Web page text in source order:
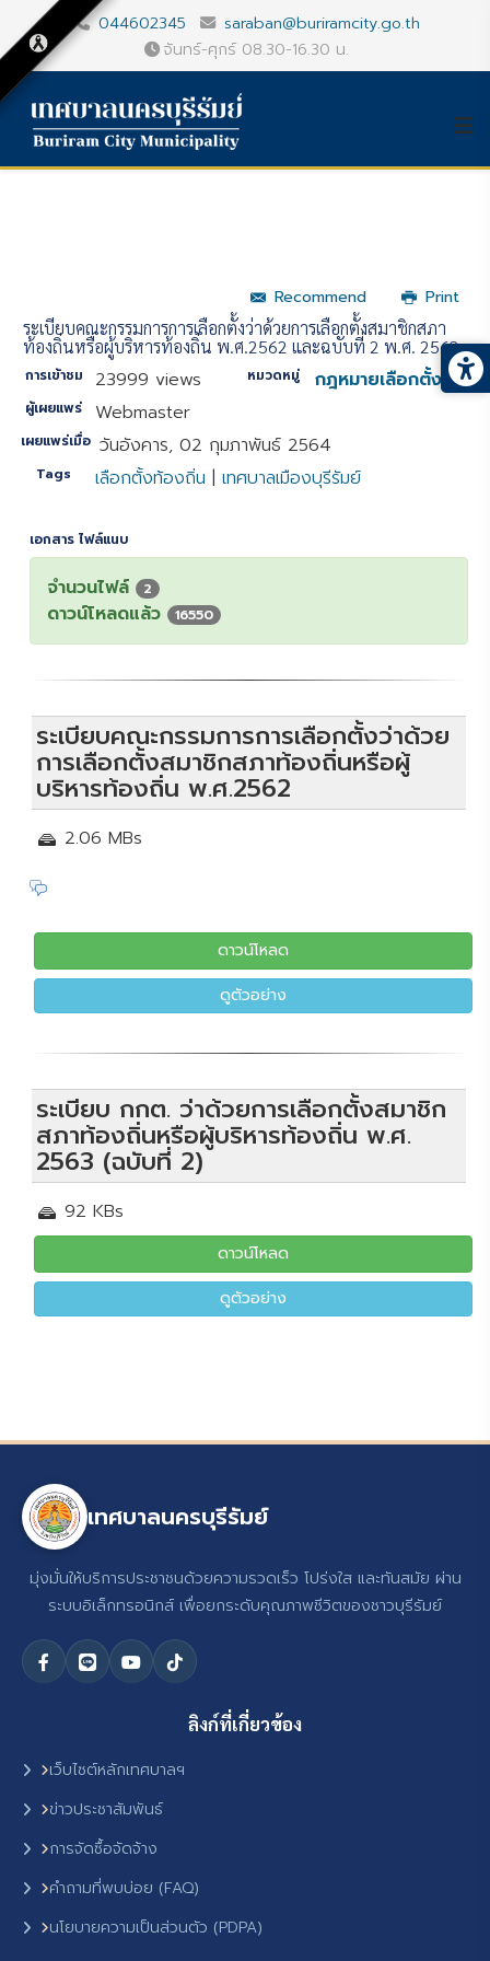
044602345
saraban@buriramcity.go.th
จันทร์-ศุกร์ 08.30-16.30 น.
Recommend
Print
ระเบียบคณะกรรมการการเลือกตั้งว่าด้วยการเลือกตั้งสมาชิกสภา
ท้องถิ่นหรือผู้บริหารท้องถิ่น พ.ศ.2562 และฉบับที่ 2 พ.ศ. 2563
การเข้าชม 23999 views หมวดหมู่ กฎหมายเลือกตั้ง
ผู้เผยแพร่ Webmaster
เผยแพร่เมื่อ วันอังคาร, 02 กุมภาพันธ์ 2564
Tags เลือกตั้งท้องถิ่น |เทศบาลเมืองบุรีรัมย์
เอกสาร ไฟล์แนบ
จำนวนไฟล์ 2
ดาวน์โหลดแล้ว 16550
ระเบียบคณะกรรมการการเลือกตั้งว่าด้วย
การเลือกตั้งสมาชิกสภาท้องถิ่นหรือผู้
บริหารท้องถิ่น พ.ศ.2562
2.06 MBs
ดาวน์โหลด
ดูตัวอย่าง
ระเบียบ กกต. ว่าด้วยการเลือกตั้งสมาชิก
สภาท้องถิ่นหรือผู้บริหารท้องถิ่น พ.ศ.
2563 (ฉบับที่ 2)
92 KBs
ดาวน์โหลด
ดูตัวอย่าง
เทศบาลนครบุรีรัมย์
มุ่งมั่นให้บริการประชาชนด้วยความรวดเร็ว โปร่งใส และทันสมัย ผ่าน
ระบบอิเล็กทรอนิกส์ เพื่อยกระดับคุณภาพชีวิตของชาวบุรีรัมย์
ลิงก์ที่เกี่ยวข้อง
เว็บไซต์หลักเทศบาลฯ
ข่าวประชาสัมพันธ์
การจัดซื้อจัดจ้าง
คำถามที่พบบ่อย (FAQ)
นโยบายความเป็นส่วนตัว (PDPA)